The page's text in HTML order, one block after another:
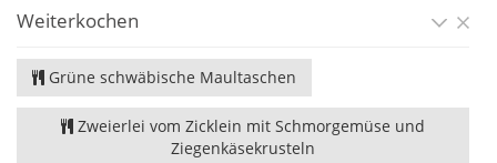
Weiterkochen
Grüne schwäbische Maultaschen
Zweierlei vom Zicklein mit Schmorgemüse und
Ziegenkäsekrusteln